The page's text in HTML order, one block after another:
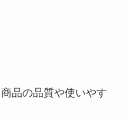
品の品質や使いやす